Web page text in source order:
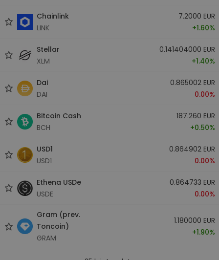
Chainlink
LINK
7.2000 EUR
+1.60%
Stellar
XLM
0.141404000 EUR
+1.40%
Dai
DAI
0.865002 EUR
0.00%
Bitcoin Cash
BCH
187.260 EUR
+0.50%
USD1
USD1
0.864902 EUR
0.00%
Ethena USDe
USDE
0.864733 EUR
0.00%
Gram (prev.
Toncoin)
GRAM
1.180000 EUR
+1.90%